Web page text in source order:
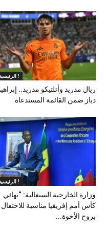
الرئيسية !
ريال مدريد وأتلتيكو مدريد..
دياز ضمن القائمة المستدعاة
الرئيسية !
وزارة الخارجية السنغالية: “نهائي
كأس أمم إفريقيا مناسبة للاحتفال
بروح الأخوة...